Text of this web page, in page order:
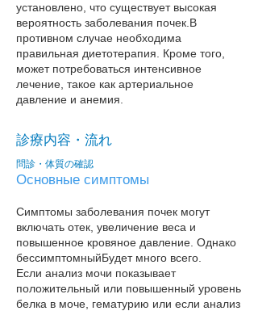
установлено, что существует высокая
вероятность заболевания почек. В
противном случае необходима
правильная диетотерапия. Кроме того,
может потребоваться интенсивное
лечение, такое как артериальное
давление и анемия.
診療内容・流れ
問診・体質の確認
Основные симптомы
Симптомы заболевания почек могут
включать отек, увеличение веса и
повышенное кровяное давление. Однако
бессимптомныйБудет много всего.
Если анализ мочи показывает
положительный или повышенный уровень
белка в моче, гематурию или если анализ